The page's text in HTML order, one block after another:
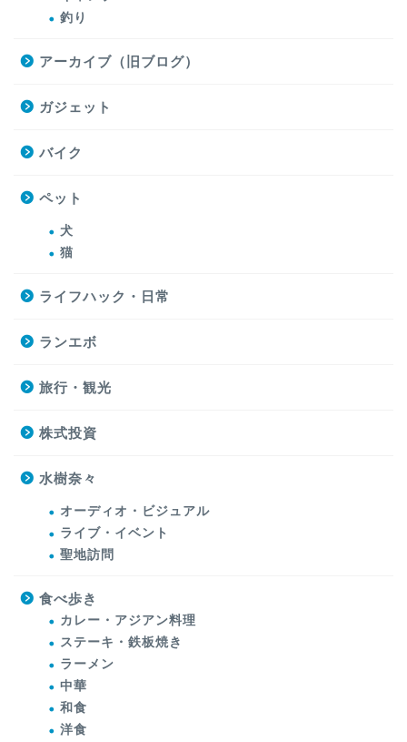
釣り
アーカイブ（旧ブログ）
ガジェット
バイク
ペット
犬
猫
ライフハック・日常
ランエボ
旅行・観光
株式投資
水樹奈々
オーディオ・ビジュアル
ライブ・イベント
聖地訪問
食べ歩き
カレー・アジアン料理
ステーキ・鉄板焼き
ラーメン
中華
和食
洋食